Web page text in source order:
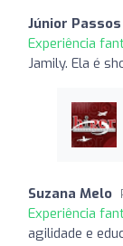
Júnior Passos
Experiência
Jamily. Ela é
Suzana Melo
Experiência
agilidade e